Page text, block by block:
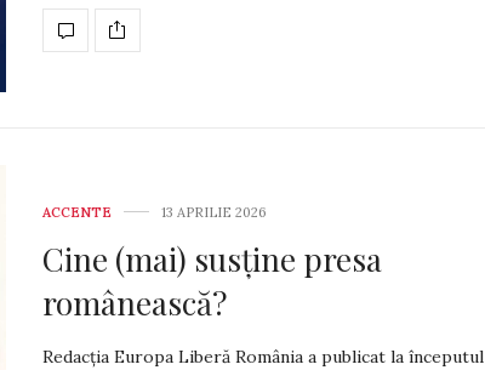
ACCENTE 13 APRILIE 2026
Cine (mai) susține presa
românească?
Redacția Europa Liberă România a publicat la începutul